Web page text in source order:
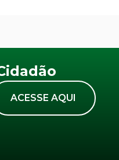
ACESSE AQUI